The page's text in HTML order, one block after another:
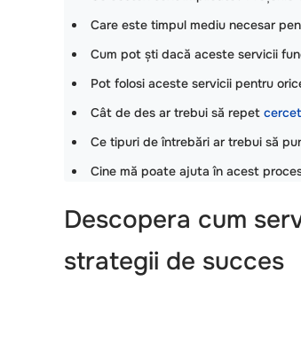
Care este timpul mediu necesar
Cum pot ști dacă aceste servicii
Pot folosi aceste servicii pentru
Cât de des ar trebui să repet
Ce tipuri de întrebări ar trebui să
Cine mă poate ajuta în acest
Descopera cum
strategii de succes